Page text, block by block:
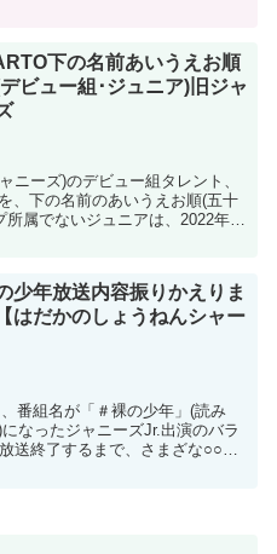
下の名前あいうえお順
ビュー組･ジュニア)旧ジャ
ニーズ)のデビュー組タレント、
、下の名前のあいうえお順(五十
属でないジュニアは、2022年の
少年放送内容振りかえりま
はだかのしょうねんシャー
番組名が「＃裸の少年」(読み
なったジャニーズJr.出演のバラ
送終了するまで、さまざな○○王